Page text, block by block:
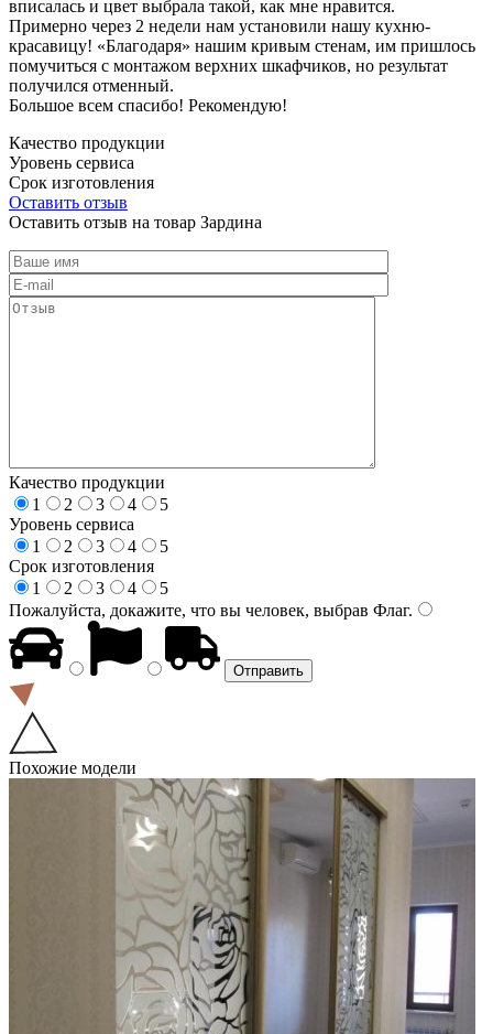
вписалась и цвет выбрала такой, как мне нравится.
Примерно через 2 недели нам установили нашу кухню-
красавицу! «Благодаря» нашим кривым стенам, им пришлось
помучиться с монтажом верхних шкафчиков, но результат
получился отменный.
Большое всем спасибо! Рекомендую!
Качество продукции
Уровень сервиса
Срок изготовления
Оставить отзыв
Оставить отзыв на товар Зардина
Качество продукции
1
2 3 4
5
Уровень сервиса
1
2 3 4
5
Срок изготовления
1
2 3 4
5
Пожалуйста, докажите, что вы человек, выбрав Флаг.
Похожие модели